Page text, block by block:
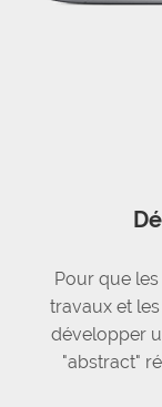
Pour que
travaux et
développer
"abstract"